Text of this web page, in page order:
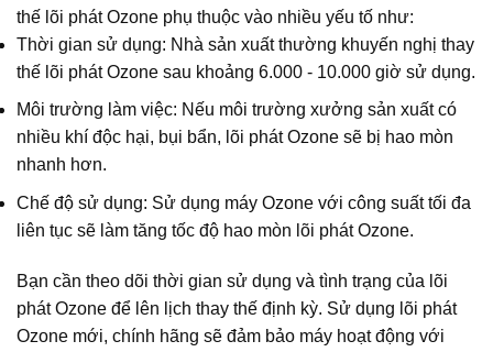
thế lõi phát Ozone phụ thuộc vào nhiều yếu tố như:
Thời gian sử dụng: Nhà sản xuất thường khuyến nghị thay
thế lõi phát Ozone sau khoảng 6.000 - 10.000 giờ sử dụng.
Môi trường làm việc: Nếu môi trường xưởng sản xuất có
nhiều khí độc hại, bụi bẩn, lõi phát Ozone sẽ bị hao mòn
nhanh hơn.
Chế độ sử dụng: Sử dụng máy Ozone với công suất tối đa
liên tục sẽ làm tăng tốc độ hao mòn lõi phát Ozone.
Bạn cần theo dõi thời gian sử dụng và tình trạng của lõi
phát Ozone để lên lịch thay thế định kỳ. Sử dụng lõi phát
Ozone mới, chính hãng sẽ đảm bảo máy hoạt động với